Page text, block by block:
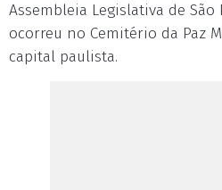
Assembleia Legislativa de
ocorreu no Cemitério da Paz
capital paulista.